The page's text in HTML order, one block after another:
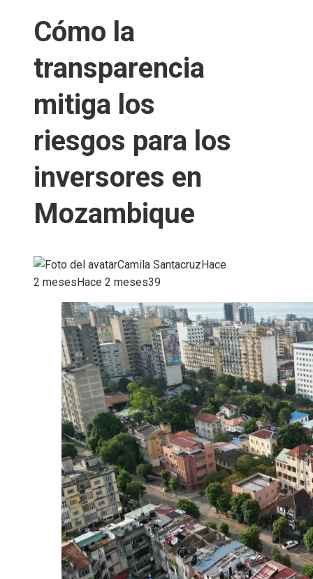
Cómo la
transparencia
mitiga los
riesgos para los
inversores en
Mozambique
Camila SantacruzHace
2 mesesHace 2 meses39